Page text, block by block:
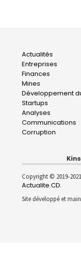
Main
Actualités
Entreprises
Finances
Mines
Développement
Startups
Analyses
Communications
Corruption
Copyright © 2019-2021
Actualite.CD.
Site développé et